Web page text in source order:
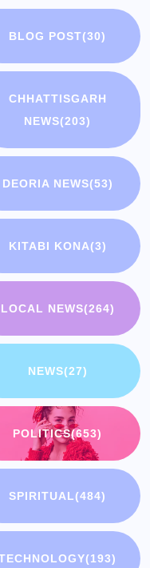
BLOG POST(30)
CHHATTISGARH
NEWS(203)
DEORIA NEWS(53)
KITABI KONA(3)
LOCAL NEWS(264)
NEWS(27)
POLITICS(653)
SPIRITUAL(484)
(193)